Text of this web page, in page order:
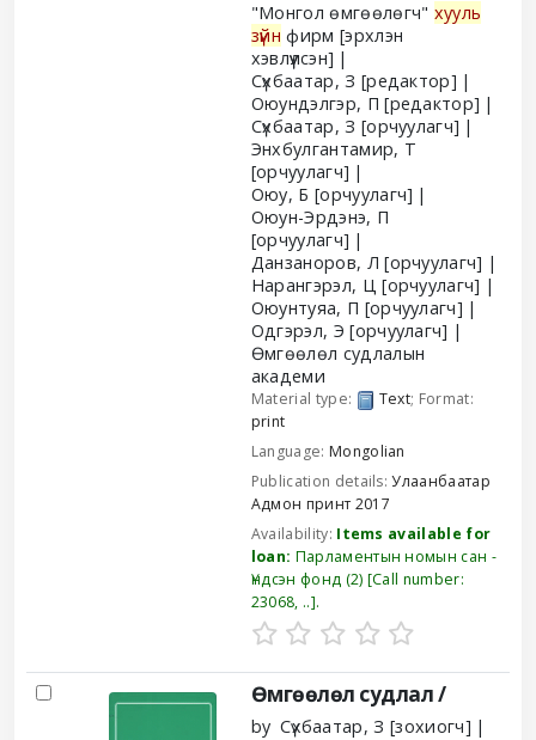
"Монгол өмгөөлөгч" хууль
зүйн фирм [эрхлэн
хэвлүүлсэн]
Сүхбаатар, З [редактор]
Оюундэлгэр, П [редактор]
Сүхбаатар, З [орчуулагч]
Энхбулгантамир, Т
[орчуулагч]
Оюу, Б [орчуулагч]
Оюун-Эрдэнэ, П
[орчуулагч]
Данзаноров, Л [орчуулагч]
Нарангэрэл, Ц [орчуулагч]
Оюунтуяа, П [орчуулагч]
Одгэрэл, Э [орчуулагч]
Өмгөөлөл судлалын
академи
Material type: Text; Format:
print
Language: Mongolian
Publication details:Улаанбаатар
Адмон принт 2017
Availability: Items available for
loan: Парламентын номын сан -
Үндсэн фонд (2) Call number:
23068, .. .
Өмгөөлөл судлал /
by Сүхбаатар, З [зохиогч]